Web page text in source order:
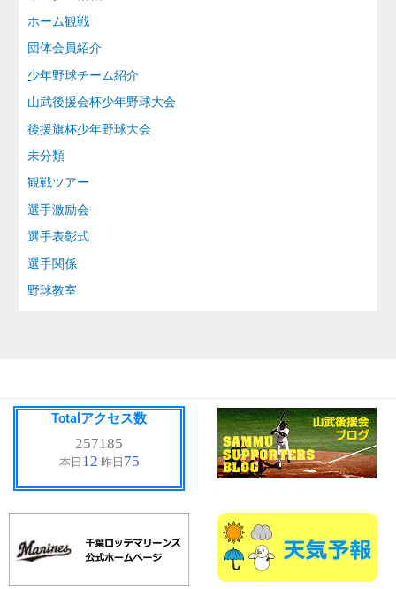
ホーム観戦
団体会員紹介
少年野球チーム紹介
山武後援会杯少年野球大会
後援旗杯少年野球大会
未分類
観戦ツアー
選手激励会
選手表彰式
選手関係
野球教室
Totalアクセス数